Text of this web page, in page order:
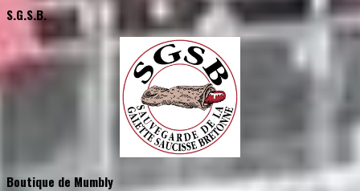
S.G.S.B.
Boutique de Mumbly